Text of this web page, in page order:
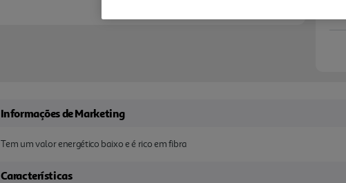
Informações de Marketing
Tem um valor energético baixo e é rico em fibra
Características